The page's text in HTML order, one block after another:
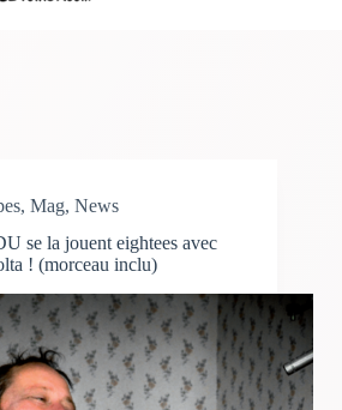
, Mag, News
se la jouent eightees avec
! (morceau inclu)